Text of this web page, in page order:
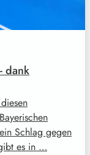
dank
Schlag gegen
es in …